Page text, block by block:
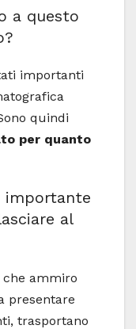
a questo
importanti
quindi
per quanto
importante
al
ammiro
presentare
trasportano